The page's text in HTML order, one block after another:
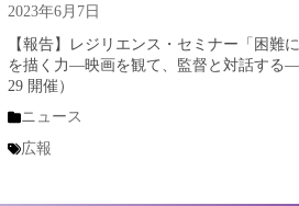
2023年6月7日
【報告】レジリエンス・セミナー「困難
を描く力―映画を観て、監督と対話する―
29 開催）
ニュース
広報